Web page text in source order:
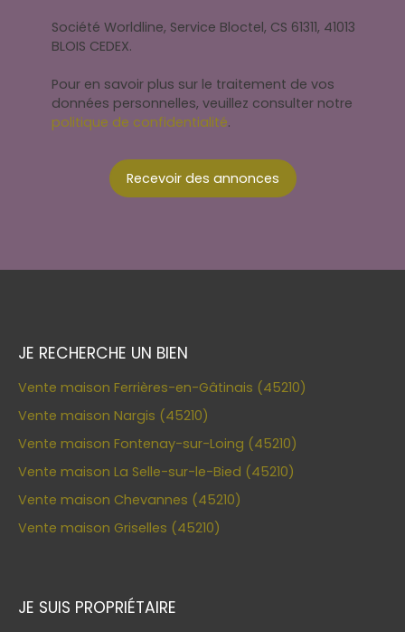
Société Worldline, Service Bloctel, CS 61311, 41013
BLOIS CEDEX.
Pour en savoir plus sur le traitement de vos
données personnelles, veuillez consulter notre
politique de confidentialité.
Recevoir des annonces
JE RECHERCHE UN BIEN
Vente maison Ferrières-en-Gâtinais (45210)
Vente maison Nargis (45210)
Vente maison Fontenay-sur-Loing (45210)
Vente maison La Selle-sur-le-Bied (45210)
Vente maison Chevannes (45210)
Vente maison Griselles (45210)
JE SUIS PROPRIÉTAIRE